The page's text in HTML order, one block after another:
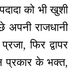
को भी खुशी
राजधानी
फिर द्वापर
प्रकार के भक्त,